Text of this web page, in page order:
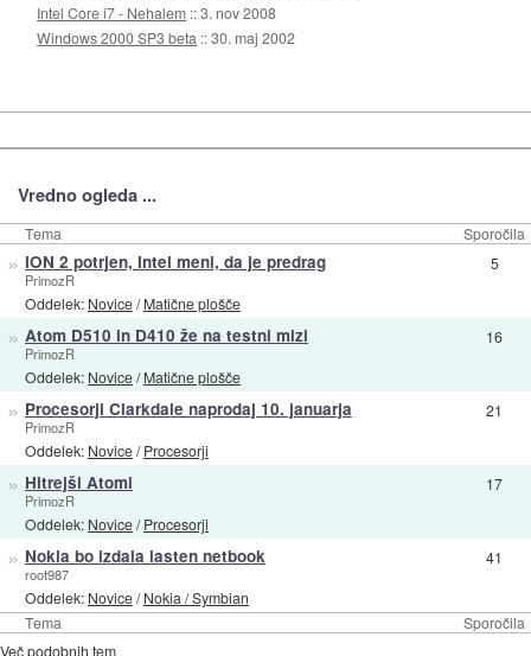
Intel Core i7 - Nehalem ::3. nov 2008
Windows 2000 SP3 beta ::30. maj 2002
Vredno ogleda ...
Tema Sporočila
Tema Sporočila
» ION 2 potrjen, Intel meni, da je predrag
PrimozR
Oddelek: Novice/Matične plošče
5
» Atom D510 in D410 že na testni mizi
PrimozR
Oddelek: Novice/Matične plošče
16
» Procesorji Clarkdale naprodaj 10. januarja
PrimozR
Oddelek: Novice/Procesorji
21
» Hitrejši Atomi
PrimozR
Oddelek: Novice/Procesorji
17
» Nokia bo izdala lasten netbook
root987
Oddelek: Novice/Nokia / Symbian
41
Več podobnih tem